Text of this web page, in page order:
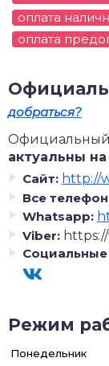
оплата
оплата
добраться?
Официальный
актуальны
Сайт: http://
Все
Whatsapp:
Viber:
Социальные
Режим
Понедельник